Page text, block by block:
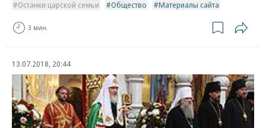
Останки царской семьи Общество Материалы сайта
3 мин.
13.07.2018, 20:44